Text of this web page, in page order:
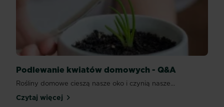
Podlewanie kwiatów domowych - Q&A
Rośliny domowe cieszą nasze oko i czynią nasze...
Czytaj więcejPodlewanie kwiatów domowych - Q&A